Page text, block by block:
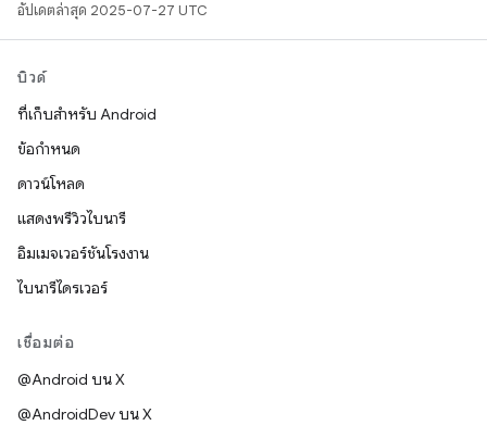
อัปเดตล่าสุด 2025-07-27 UTC
บิวด์
ที่เก็บสำหรับ Android
ข้อกำหนด
ดาวน์โหลด
แสดงพรีวิวไบนารี
อิมเมจเวอร์ชันโรงงาน
ไบนารีไดรเวอร์
เชื่อมต่อ
@Android บน X
@AndroidDev บน X